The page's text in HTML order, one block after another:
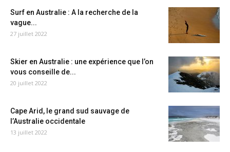
Surf en Australie : A la recherche de la
vague...
27 juillet 2022
Skier en Australie : une expérience que l’on
vous conseille de...
20 juillet 2022
Cape Arid, le grand sud sauvage de
l’Australie occidentale
13 juillet 2022